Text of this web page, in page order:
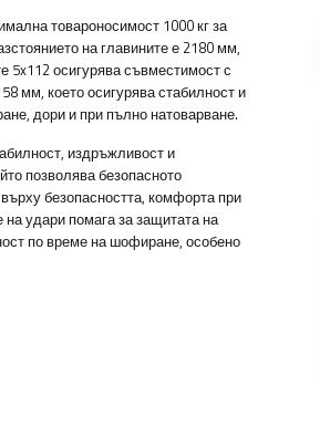
товароносимост 1000 кг за
на главините е 2180 мм,
5x112 осигурява съвместимост с
мм, което осигурява стабилност и
дори и при пълно натоварване.
издръжливост и
позволява безопасното
безопасността, комфорта при
удари помага за защитата на
по време на шофиране, особено